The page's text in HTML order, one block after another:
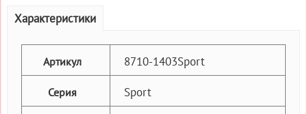
Характеристики
Артикул 8710-1403Sport
Серия Sport